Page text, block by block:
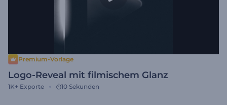
Premium-Vorlage
Logo-Reveal mit filmischem Glanz
1K+ Exporte 10 Sekunden